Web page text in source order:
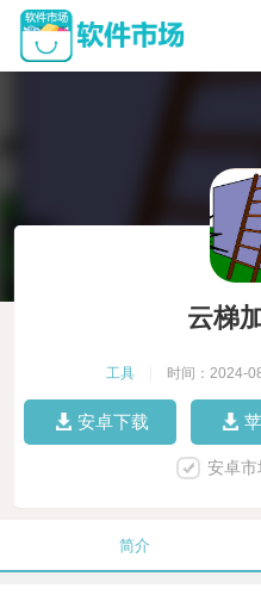
云梯
工具 时间：2024-
安卓下载
安卓
简介